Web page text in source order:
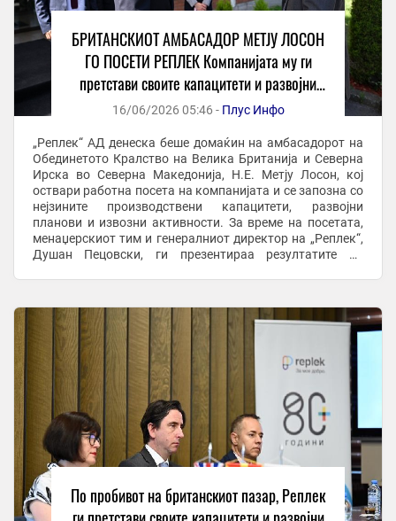
БРИТАНСКИОТ АМБАСАДОР МЕТЈУ ЛОСОН
ГО ПОСЕТИ РЕПЛЕК Компанијата му ги
претстави своите капацитети и развојни
планови
16/06/2026 05:46 - Плус Инфо
„Реплек“ АД денеска беше домаќин на амбасадорот на
Обединетото Кралство на Велика Британија и Северна
Ирска во Северна Македонија, Н.Е. Метју Лосон, кој
оствари работна посета на компанијата и се запозна со
нејзините производствени капацитети, развојни
планови и извозни активности. За време на посетата,
менаџерскиот тим и генералниот директор на „Реплек“,
Душан Пецовски, ги презентираа резултатите од
По пробивот на британскиот пазар, Реплек